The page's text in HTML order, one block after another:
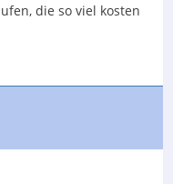
die so viel kosten